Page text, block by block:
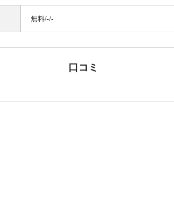
無料/-/-
口コミ